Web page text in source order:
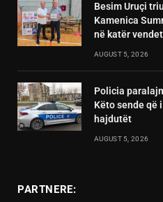
Besim Uruçi
Kamenica
në katër
AUGUST 5, 2026
Policia
Këto sende që
hajdutët
AUGUST 5, 2026
PARTNERE: